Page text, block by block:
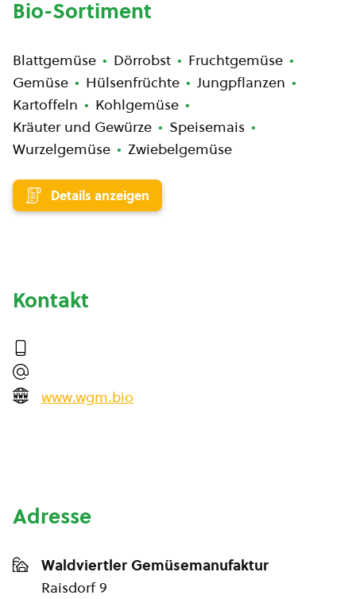
Bio-Sortiment
Blattgemüse Dörrobst
Fruchtgemüse
Gemüse
Hülsenfrüchte
Jungpflanzen
Kartoffeln
Kohlgemüse
Kräuter und Gewürze
Speisemais
Wurzelgemüse
Zwiebelgemüse
Details anzeigen
Kontakt
www.wgm.bio
Adresse
Waldviertler Gemüsemanufaktur
Raisdorf 9